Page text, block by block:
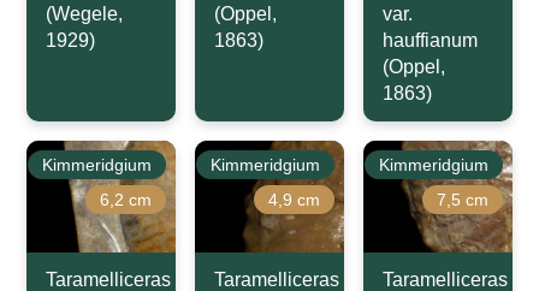
(Wegele,
1929)
(Oppel,
1863)
var.
hauffianum
(Oppel,
1863)
Kimmeridgium
6,2 cm
Taramelliceras
Kimmeridgium
4,9 cm
Taramelliceras
Kimmeridgium
7,5 cm
Taramelliceras